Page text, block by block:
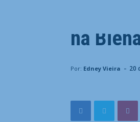
na
Por: Edney Vieira - 20